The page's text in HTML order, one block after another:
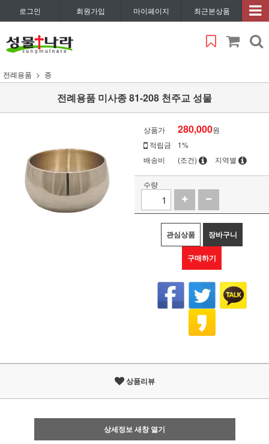
로그인 회원가입 마이페이지 최근본상품
전례용품 종
전례용품 미사종 81-208 천주교 성물
상품가 280,000원
적립금
1%
배송비
(조건) 지역별
수량
관심상품 장바구니
구매하기
상품리뷰
상세정보 새창 열기